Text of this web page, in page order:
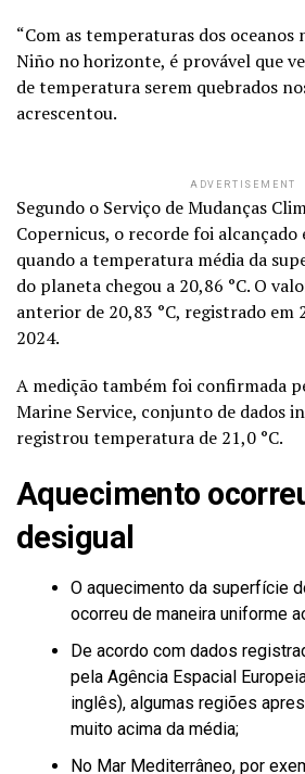
“Com as temperaturas dos oceanos
Niño no horizonte, é provável que
de temperatura serem quebrados
acrescentou.
ADVERTISEMENT
Segundo o Serviço de Mudanças
Copernicus, o recorde foi alcançado
quando a temperatura média da
do planeta chegou a 20,86 °C. O
anterior de 20,83 °C, registrado em
2024.
A medição também foi confirmada
Marine Service, conjunto de dados
registrou temperatura de 21,0 °C.
Aquecimento
desigual
O aquecimento da superfície
ocorreu de maneira uniforme
De acordo com dados
pela Agência Espacial
inglês), algumas regiões
muito acima da média;
No Mar Mediterrâneo, por